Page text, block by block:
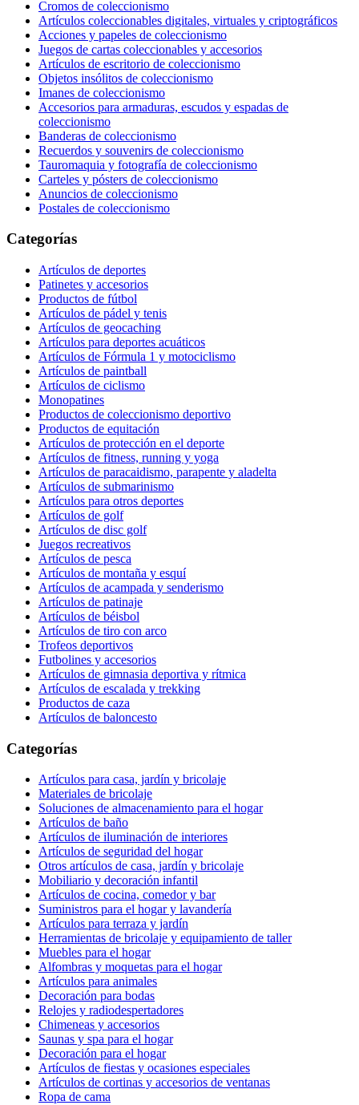
Cromos de coleccionismo
Artículos coleccionables digitales, virtuales y criptográficos
Acciones y papeles de coleccionismo
Juegos de cartas coleccionables y accesorios
Artículos de escritorio de coleccionismo
Objetos insólitos de coleccionismo
Imanes de coleccionismo
Accesorios para armaduras, escudos y espadas de
coleccionismo
Banderas de coleccionismo
Recuerdos y souvenirs de coleccionismo
Tauromaquia y fotografía de coleccionismo
Carteles y pósters de coleccionismo
Anuncios de coleccionismo
Postales de coleccionismo
Categorías
Artículos de deportes
Patinetes y accesorios
Productos de fútbol
Artículos de pádel y tenis
Artículos de geocaching
Artículos para deportes acuáticos
Artículos de Fórmula 1 y motociclismo
Artículos de paintball
Artículos de ciclismo
Monopatines
Productos de coleccionismo deportivo
Productos de equitación
Artículos de protección en el deporte
Artículos de fitness, running y yoga
Artículos de paracaidismo, parapente y aladelta
Artículos de submarinismo
Artículos para otros deportes
Artículos de golf
Artículos de disc golf
Juegos recreativos
Artículos de pesca
Artículos de montaña y esquí
Artículos de acampada y senderismo
Artículos de patinaje
Artículos de béisbol
Artículos de tiro con arco
Trofeos deportivos
Futbolines y accesorios
Artículos de gimnasia deportiva y rítmica
Artículos de escalada y trekking
Productos de caza
Artículos de baloncesto
Categorías
Artículos para casa, jardín y bricolaje
Materiales de bricolaje
Soluciones de almacenamiento para el hogar
Artículos de baño
Artículos de iluminación de interiores
Artículos de seguridad del hogar
Otros artículos de casa, jardín y bricolaje
Mobiliario y decoración infantil
Artículos de cocina, comedor y bar
Suministros para el hogar y lavandería
Artículos para terraza y jardín
Herramientas de bricolaje y equipamiento de taller
Muebles para el hogar
Alfombras y moquetas para el hogar
Artículos para animales
Decoración para bodas
Relojes y radiodespertadores
Chimeneas y accesorios
Saunas y spa para el hogar
Decoración para el hogar
Artículos de fiestas y ocasiones especiales
Artículos de cortinas y accesorios de ventanas
Ropa de cama